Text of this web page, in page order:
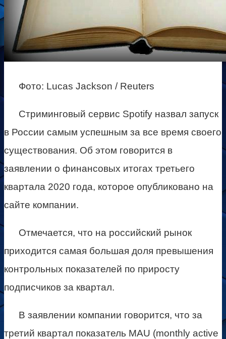
Фото: Lucas Jackson / Reuters
Стриминговый сервис Spotify назвал запуск
в России самым успешным за все время своего
существования. Об этом говорится в
заявлении о финансовых итогах третьего
квартала 2020 года, которое опубликовано на
сайте компании.
Отмечается, что на российский рынок
приходится самая большая доля превышения
контрольных показателей по приросту
подписчиков за квартал.
В заявлении компании говорится, что за
третий квартал показатель MAU (monthly active